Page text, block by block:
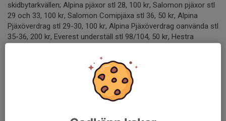
skidbytarkvällen; Alpina pjäxor stl 28, 100 kr, Salomon pjäxor stl
29 och 33, 100 kr, Salomon Comipjäxa stl 36, 50 kr, Alpina
Pjäxöverdrag stl 29-30, 100 kr, Alpina Pjäxöverdrag oanvända stl
35-36, 200 kr, Everest underställ stl 98/104, 50 kr, Hestra
stl 116, 100 kr och en varmare variant stl 116, 150 kr, Everest
vinteroverall med huva stl 104, 100 kr. Hör av er om ni är
intresserad så tar jag med till onsdag 23/10. Camilla Röckner,